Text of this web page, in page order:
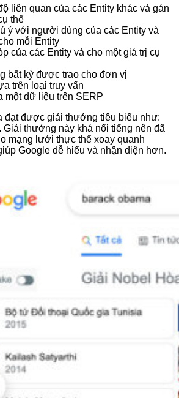
liên quan của các Entity khác và gán
thể
ý với người dùng của các Entity và
mỗi Entity
của các Entity và cho một giá trị cụ
bất kỳ được trao cho đơn vị
trên loại truy vấn
một dữ liệu trên SERP
đạt được giải thưởng tiêu biểu như:
Giải thưởng này khá nổi tiếng nên đã
mạng lưới thực thể xoay quanh
Google dễ hiểu và nhận diện hơn.